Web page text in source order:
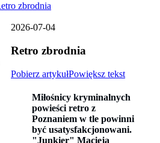
zbrodnia
2026-07-04
Retro zbrodnia
Pobierz artykułPowiększ tekst
Miłośnicy kryminalnych
powieści retro z
Poznaniem w tle powinni
być usatysfakcjonowani.
"Junkier" Macieja